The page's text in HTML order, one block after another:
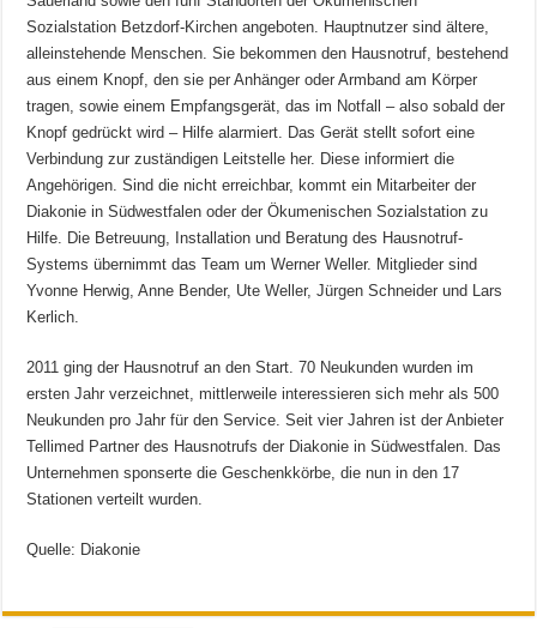
Sozialstation Betzdorf-Kirchen angeboten. Hauptnutzer sind ältere,
alleinstehende Menschen. Sie bekommen den Hausnotruf, bestehend
aus einem Knopf, den sie per Anhänger oder Armband am Körper
tragen, sowie einem Empfangsgerät, das im Notfall – also sobald der
Knopf gedrückt wird – Hilfe alarmiert. Das Gerät stellt sofort eine
Verbindung zur zuständigen Leitstelle her. Diese informiert die
Angehörigen. Sind die nicht erreichbar, kommt ein Mitarbeiter der
Diakonie in Südwestfalen oder der Ökumenischen Sozialstation zu
Hilfe. Die Betreuung, Installation und Beratung des Hausnotruf-
Systems übernimmt das Team um Werner Weller. Mitglieder sind
Yvonne Herwig, Anne Bender, Ute Weller, Jürgen Schneider und Lars
Kerlich.
2011 ging der Hausnotruf an den Start. 70 Neukunden wurden im
ersten Jahr verzeichnet, mittlerweile interessieren sich mehr als 500
Neukunden pro Jahr für den Service. Seit vier Jahren ist der Anbieter
Tellimed Partner des Hausnotrufs der Diakonie in Südwestfalen. Das
Unternehmen sponserte die Geschenkkörbe, die nun in den 17
Stationen verteilt wurden.
Quelle: Diakonie